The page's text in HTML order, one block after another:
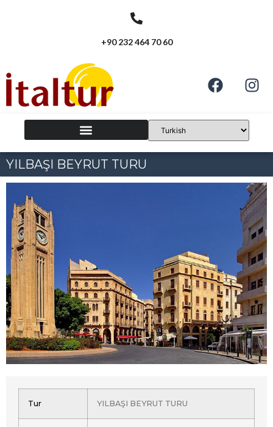
+90 232 464 70 60
YILBAŞI BEYRUT TURU
Tur YILBAŞI BEYRUT TURU